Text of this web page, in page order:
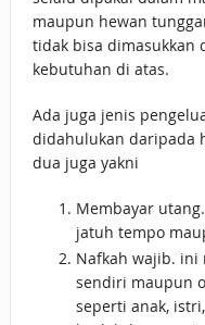
maupun hewan
tidak bisa dimasukkan
kebutuhan di atas.
Ada juga jenis
didahulukan daripada
dua juga yakni
Membayar
jatuh tempo
Nafkah wajib. ini
sendiri maupun
seperti anak,